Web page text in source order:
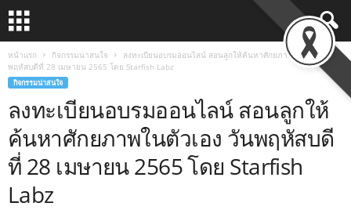
หน้าแรก กิจกรรมน่าสนใจ
ลงทะเบียนอบรมออนไลน์ สอนลูกให้ค้นหาศักยภาพในตัวเอง วัน
พฤหัสบดีที่ 28 เมษายน 2565 โดย Starfish Labz
กิจกรรมน่าสนใจ
ลงทะเบียนอบรมออนไลน์ สอนลูกให้
ค้นหาศักยภาพในตัวเอง วันพฤหัสบดี
ที่ 28 เมษายน 2565 โดย Starfish
Labz